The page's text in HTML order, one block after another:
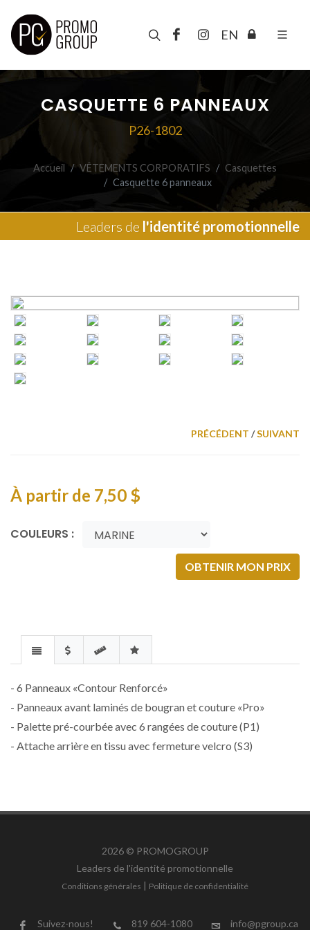
EN
CASQUETTE 6 PANNEAUX
P26-1802
Accueil VÊTEMENTS CORPORATIFS
Casquettes
Casquette 6 panneaux
Leaders de l'identité promotionnelle
PRÉCÉDENT /SUIVANT
À partir de 7,50 $
COULEURS :
OBTENIR MON PRIX
- 6 Panneaux «Contour Renforcé»
- Panneaux avant laminés de bougran et couture «Pro»
- Palette pré-courbée avec 6 rangées de couture (P1)
- Attache arrière en tissu avec fermeture velcro (S3)
2026 © PROMOGROUP
Leaders de l'identité promotionnelle
Conditions générales | Politique de confidentialité
Suivez-nous! 819 604-1080 info@pgroup.ca